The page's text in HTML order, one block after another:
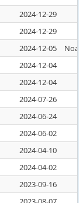
2024-12-29
2024-12-29
2024-12-05
2024-12-04
2024-12-04
2024-07-26
2024-06-24
2024-06-02
2024-04-10
2024-04-02
2023-09-16